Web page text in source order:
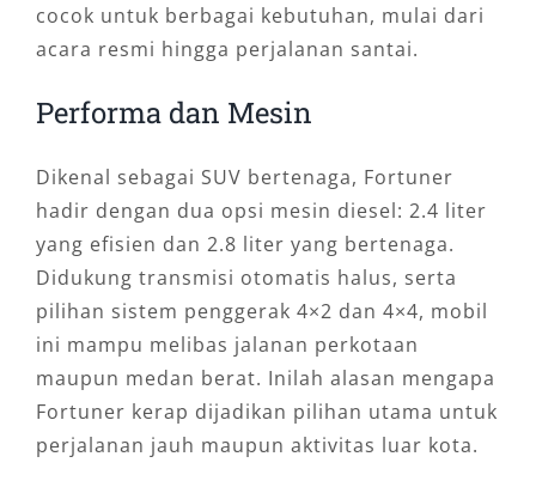
cocok untuk berbagai kebutuhan, mulai dari
acara resmi hingga perjalanan santai.
Performa dan Mesin
Dikenal sebagai SUV bertenaga, Fortuner
hadir dengan dua opsi mesin diesel: 2.4 liter
yang efisien dan 2.8 liter yang bertenaga.
Didukung transmisi otomatis halus, serta
pilihan sistem penggerak 4×2 dan 4×4, mobil
ini mampu melibas jalanan perkotaan
maupun medan berat. Inilah alasan mengapa
Fortuner kerap dijadikan pilihan utama untuk
perjalanan jauh maupun aktivitas luar kota.